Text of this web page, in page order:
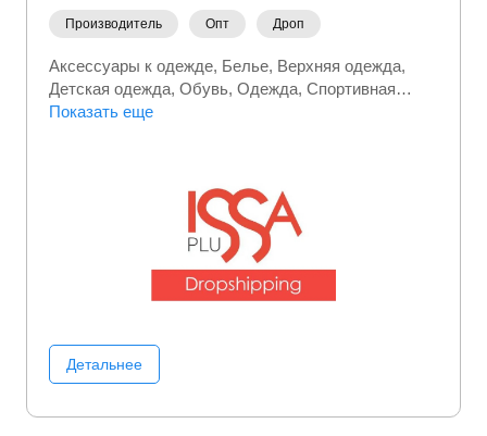
Производитель Опт Дроп
Аксессуары к одежде Белье Верхняя одежда
Детская одежда Обувь Одежда Спортивная
(фитнес) одежда
Показать еще
Детальнее